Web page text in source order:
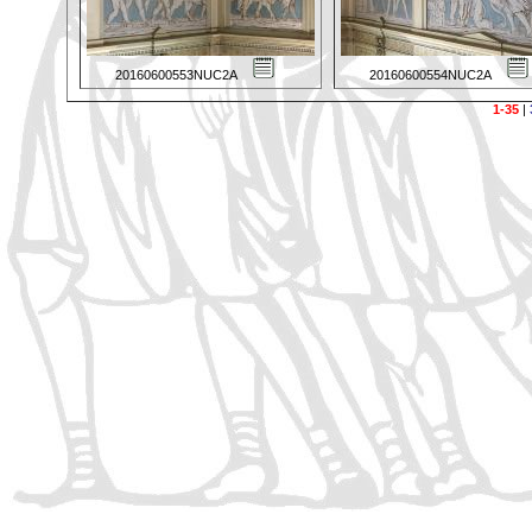
20160600553NUC2A 20160600554NUC2A
1-35|